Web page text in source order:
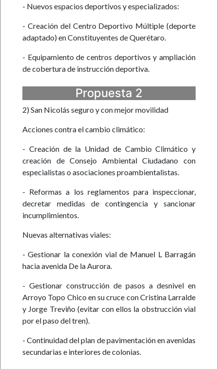
- Nuevos espacios deportivos y especializados:
- Creación del Centro Deportivo Múltiple (deporte
adaptado) en Constituyentes de Querétaro.
- Equipamiento de centros deportivos y ampliación
de cobertura de instrucción deportiva.
Propuesta 2
2) San Nicolás seguro y con mejor movilidad
Acciones contra el cambio climático:
- Creación de la Unidad de Cambio Climático y
creación de Consejo Ambiental Ciudadano con
especialistas o asociaciones proambientalistas.
- Reformas a los reglamentos para inspeccionar,
decretar medidas de contingencia y sancionar
incumplimientos.
Nuevas alternativas viales:
- Gestionar la conexión vial de Manuel L Barragán
hacia avenida De la Aurora.
- Gestionar construcción de pasos a desnivel en
Arroyo Topo Chico en su cruce con Cristina Larralde
y Jorge Treviño (evitar con ellos la obstrucción vial
por el paso del tren).
- Continuidad del plan de pavimentación en avenidas
secundarias e interiores de colonias.